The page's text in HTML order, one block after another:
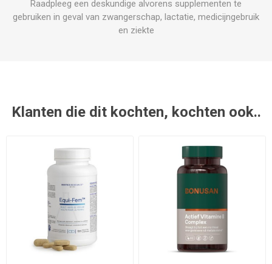
Raadpleeg een deskundige alvorens supplementen te
gebruiken in geval van zwangerschap, lactatie, medicijngebruik
en ziekte
Klanten die dit kochten, kochten ook..